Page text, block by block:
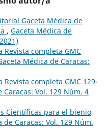
Gaceta Médica de
, Gaceta Médica de
Revista completa GMC
Médica de Caracas:
Revista completa GMC 129-
Caracas: Vol. 129 Núm. 4
Científicas para el bienio
de Caracas: Vol. 129 Núm.